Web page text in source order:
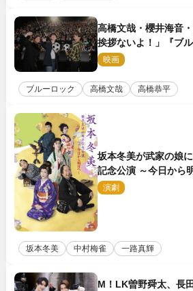
高橋文哉・櫻井海音
挨拶ないよ！」『ブ
イベントレポート
映画
ブルーロック 高橋文哉 高橋恭平
坂本冬美が武家の娘
記念公演 ～今日から
アル公開
演劇
坂本冬美 中村梅雀 一路真輝
M！LK曽野舜太、長